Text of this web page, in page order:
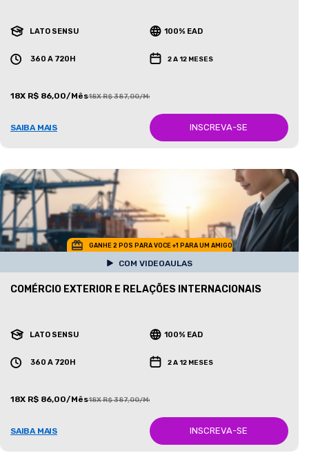
LATO SENSU 100% EAD
360 A 720H 2 A 12 MESES
18X R$ 86,00/Mês18X R$ 387,00/Mês
SAIBA MAIS INSCREVA-SE
GANHE 2 POS PARA VOCE +1 PARA UM AMIGO
COM VIDEOAULAS
COMÉRCIO EXTERIOR E RELAÇÕES INTERNACIONAIS
LATO SENSU 100% EAD
360 A 720H 2 A 12 MESES
18X R$ 86,00/Mês18X R$ 387,00/Mês
SAIBA MAIS INSCREVA-SE